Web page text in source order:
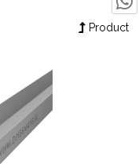
Product